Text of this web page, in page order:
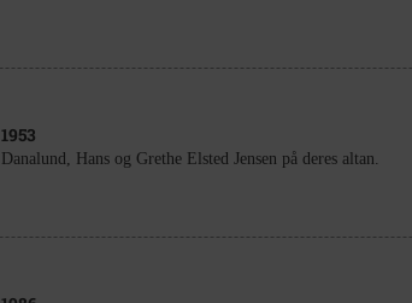
1953
Danalund, Hans og Grethe Elsted Jensen på deres altan.